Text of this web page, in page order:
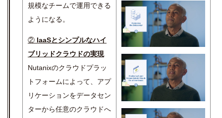
規模なチームで運用できる
ようになる。
② IaaSとシンプルなハイ
ブリッドクラウドの実現
Nutanixのクラウドプラッ
トフォームによって、アプ
リケーションをデータセン
ターから任意のクラウドへ